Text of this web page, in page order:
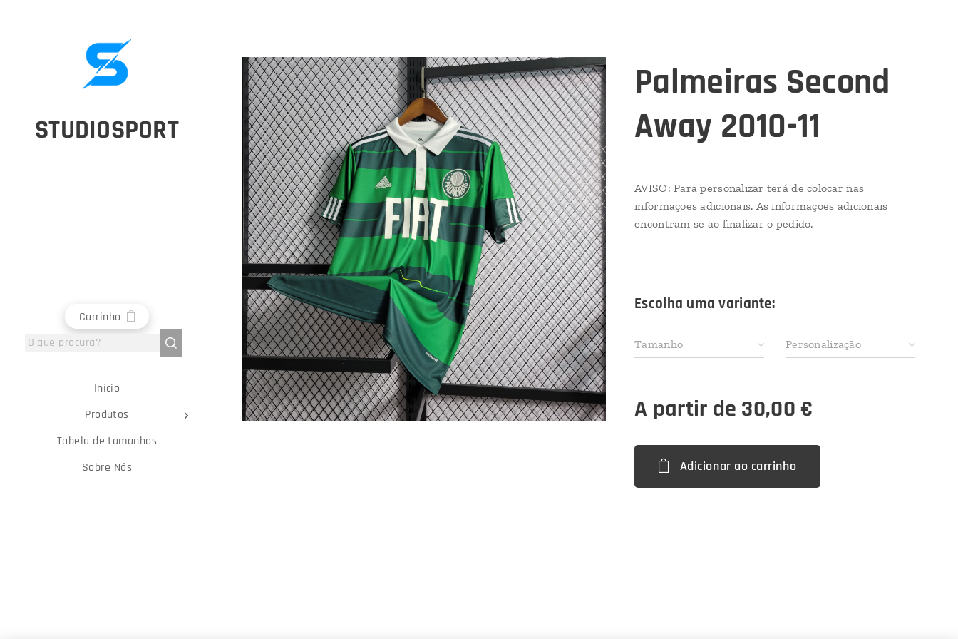
STUDIOSPORT
Carrinho
Início
Produtos
Tabela de tamanhos
Sobre Nós
Palmeiras Second
Away 2010-11
AVISO: Para personalizar terá de colocar nas
informações adicionais. As informações adicionais
encontram se ao finalizar o pedido.
Escolha uma variante:
Tamanho Personalização
A partir de 30,00€
Adicionar ao carrinho